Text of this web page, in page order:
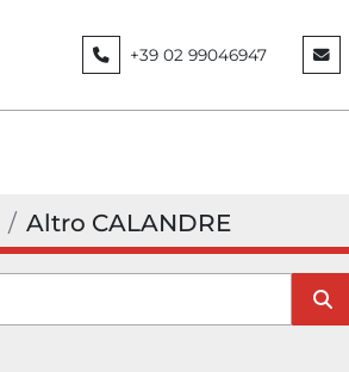
+39 02 99046947
Altro CALANDRE